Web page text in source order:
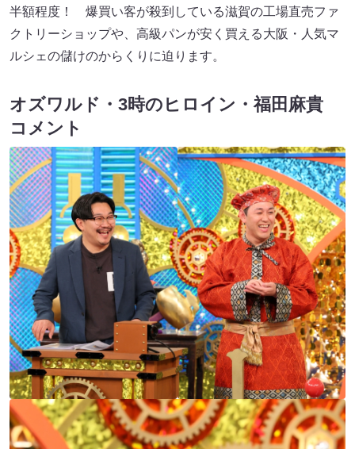
半額程度！ 爆買い客が殺到している滋賀の工場直売ファ
クトリーショップや、高級パンが安く買える大阪・人気マ
ルシェの儲けのからくりに迫ります。
オズワルド・3時のヒロイン・福田麻貴
コメント